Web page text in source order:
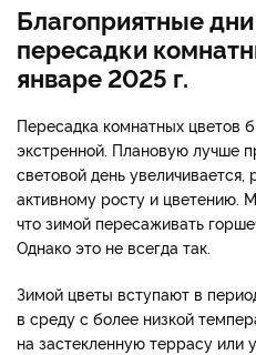
Благоприятные
пересадки
январе 2025 г.
Пересадка комнатных цветов
экстренной. Плановую лучше
световой день увеличивается,
активному росту и цветению.
что зимой пересаживать
Однако это не всегда так.
Зимой цветы вступают в
в среду с более низкой
на застекленную террасу